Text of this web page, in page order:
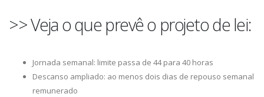
>> Veja o que prevê o projeto de lei:
Jornada semanal: limite passa de 44 para 40 horas
Descanso ampliado: ao menos dois dias de repouso semanal
remunerado